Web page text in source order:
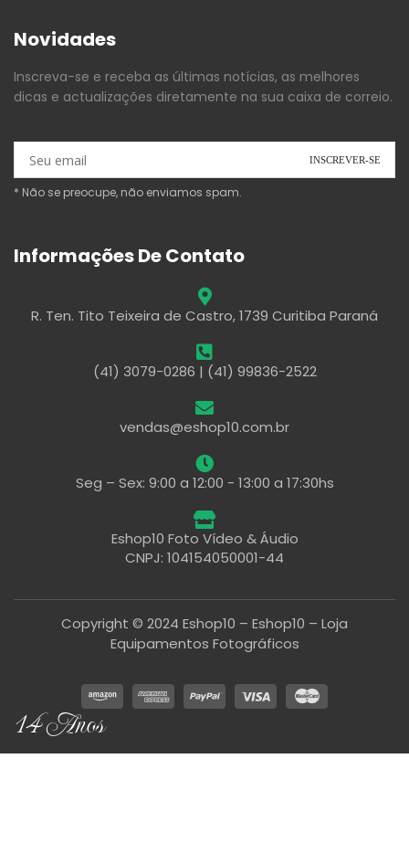
Novidades
Inscreva-se e receba as últimas notícias, as melhores
dicas e actualizações diretamente na sua caixa de correio.
* Não se preocupe, não enviamos spam.
Informações De Contato
R. Ten. Tito Teixeira de Castro, 1739 Curitiba Paraná
(41) 3079-0286 | (41) 99836-2522
vendas@eshop10.com.br
Seg – Sex: 9:00 a 12:00 - 13:00 a 17:30hs
Eshop10 Foto Vídeo & Áudio
CNPJ: 104154050001-44
Copyright © 2024 Eshop10 – Eshop10 – Loja
Equipamentos Fotográficos
14 Anos